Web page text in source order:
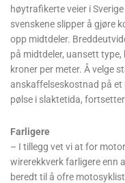
høytrafikerte veier i
svenskene slipper å gjøre
opp midtdeler.
på midtdeler, uansett
kroner per meter. Å velge
anskaffelseskostnad på et
pølse i slaktetida,
Farligere
– I tillegg vet vi at for
wirerekkverk farligere enn
beredt til å ofre